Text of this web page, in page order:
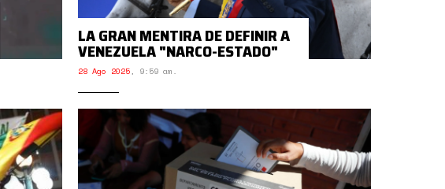
LA GRAN MENTIRA DE DEFINIR A
VENEZUELA "NARCO-ESTADO"
28 Ago 2025, 9:59 am.